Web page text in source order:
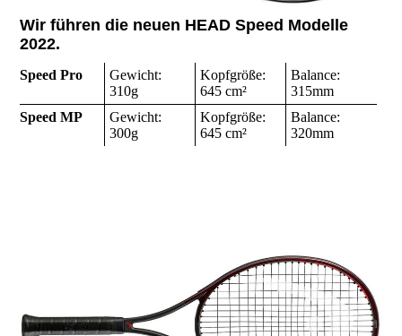
Wir führen die neuen HEAD Speed Modelle
2022.
Speed Pro
Gewicht:
310g
Kopfgröße:
645 cm²
Balance:
315mm
Speed MP
Gewicht:
300g
Kopfgröße:
645 cm²
Balance:
320mm